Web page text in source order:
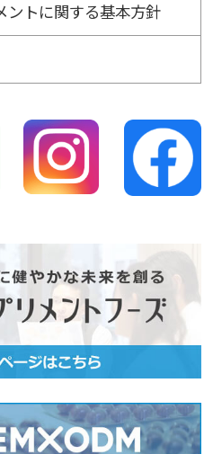
ントに関する基本方針